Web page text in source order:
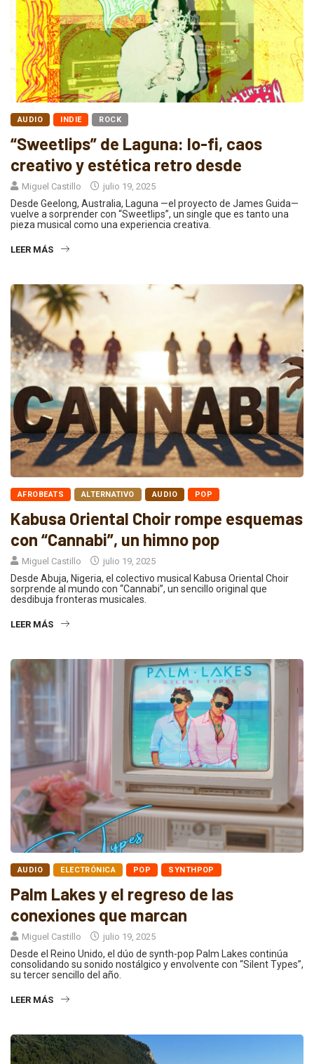
AUDIO INDIE ROCK
“Sweetlips” de Laguna: lo-fi, caos
creativo y estética retro desde
Miguel Castillo julio 19, 2025
Desde Geelong, Australia, Laguna —el proyecto de James Guida—
vuelve a sorprender con “Sweetlips”, un single que es tanto una
pieza musical como una experiencia creativa.
LEER MÁS
AFROBEATS ALTERNATIVO AUDIO POP
Kabusa Oriental Choir rompe esquemas
con “Cannabi”, un himno pop
Miguel Castillo julio 19, 2025
Desde Abuja, Nigeria, el colectivo musical Kabusa Oriental Choir
sorprende al mundo con “Cannabi”, un sencillo original que
desdibuja fronteras musicales.
LEER MÁS
AUDIO ELECTRÓNICA POP SYNTHPOP
Palm Lakes y el regreso de las
conexiones que marcan
Miguel Castillo julio 19, 2025
Desde el Reino Unido, el dúo de synth-pop Palm Lakes continúa
consolidando su sonido nostálgico y envolvente con “Silent Types”,
su tercer sencillo del año.
LEER MÁS